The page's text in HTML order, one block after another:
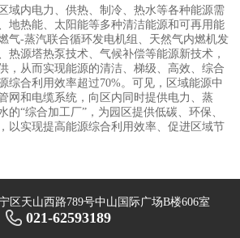
域内电力、供热、制冷、热水等各种能源需
地热能、太阳能等多种清洁能源和可再用能
气-蒸汽联合循环发电机组、天然气内燃机发
热源塔热泵技术、气候补偿等能源新技术，
，从而实现能源的清洁、梯级、高效、综合
综合利用效率超过70%。可见，区域能源中
网和电缆系统，向区内同时提供电力、蒸
的“综合加工厂”，为园区提供低碳、环保、
以实现提高能源综合利用效率、促进区域节
区天山西路789号中山国际广场B楼606室
021-62593189